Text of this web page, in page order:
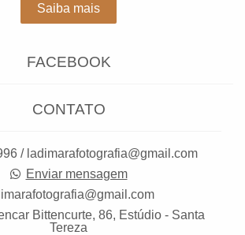
Saiba mais
FACEBOOK
CONTATO
/ ladimarafotografia@gmail.com
Enviar mensagem
Bittencurte, 86, Estúdio - Santa
Tereza